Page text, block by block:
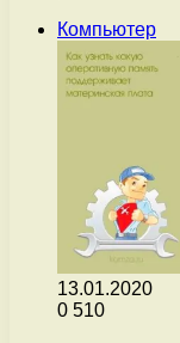
Компьютер
13.01.2020
0 510